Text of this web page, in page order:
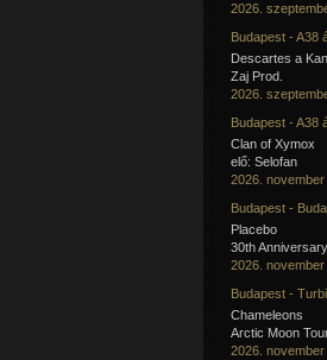
2026.
Budapest - A38
Descartes a
Zaj Prod.
2026.
Budapest - A38
Clan of Xymox
elő: Selofan
2026.
Budapest -
Placebo
30th
2026.
Budapest -
Chameleons
Arctic Moon
2026.